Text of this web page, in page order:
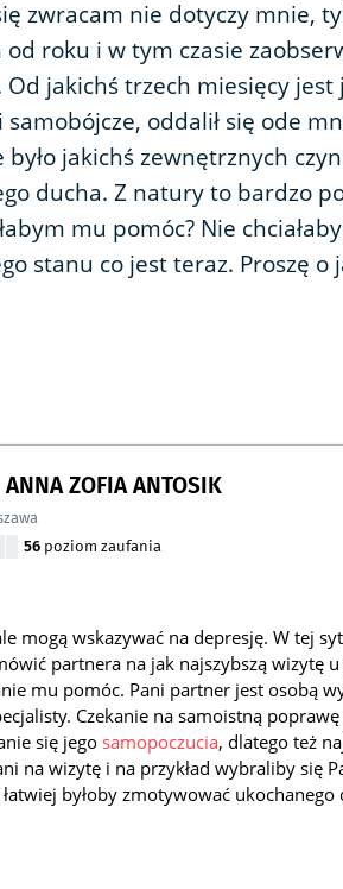
zwracam nie dotyczy mnie,
roku i w tym czasie
jakichś trzech miesięcy jest
samobójcze, oddalił się ode
jakichś zewnętrznych
ducha. Z natury to bardzo
mu pomóc? Nie
stanu co jest teraz. Proszę o
ZOFIA ANTOSIK
56 poziom zaufania
mogą wskazywać na depresję. W tej
partnera na jak najszybszą wizytę
mu pomóc. Pani partner jest osobą
Czekanie na samoistną
się jego samopoczucia, dlatego też
na wizytę i na przykład wybraliby się
byłoby zmotywować